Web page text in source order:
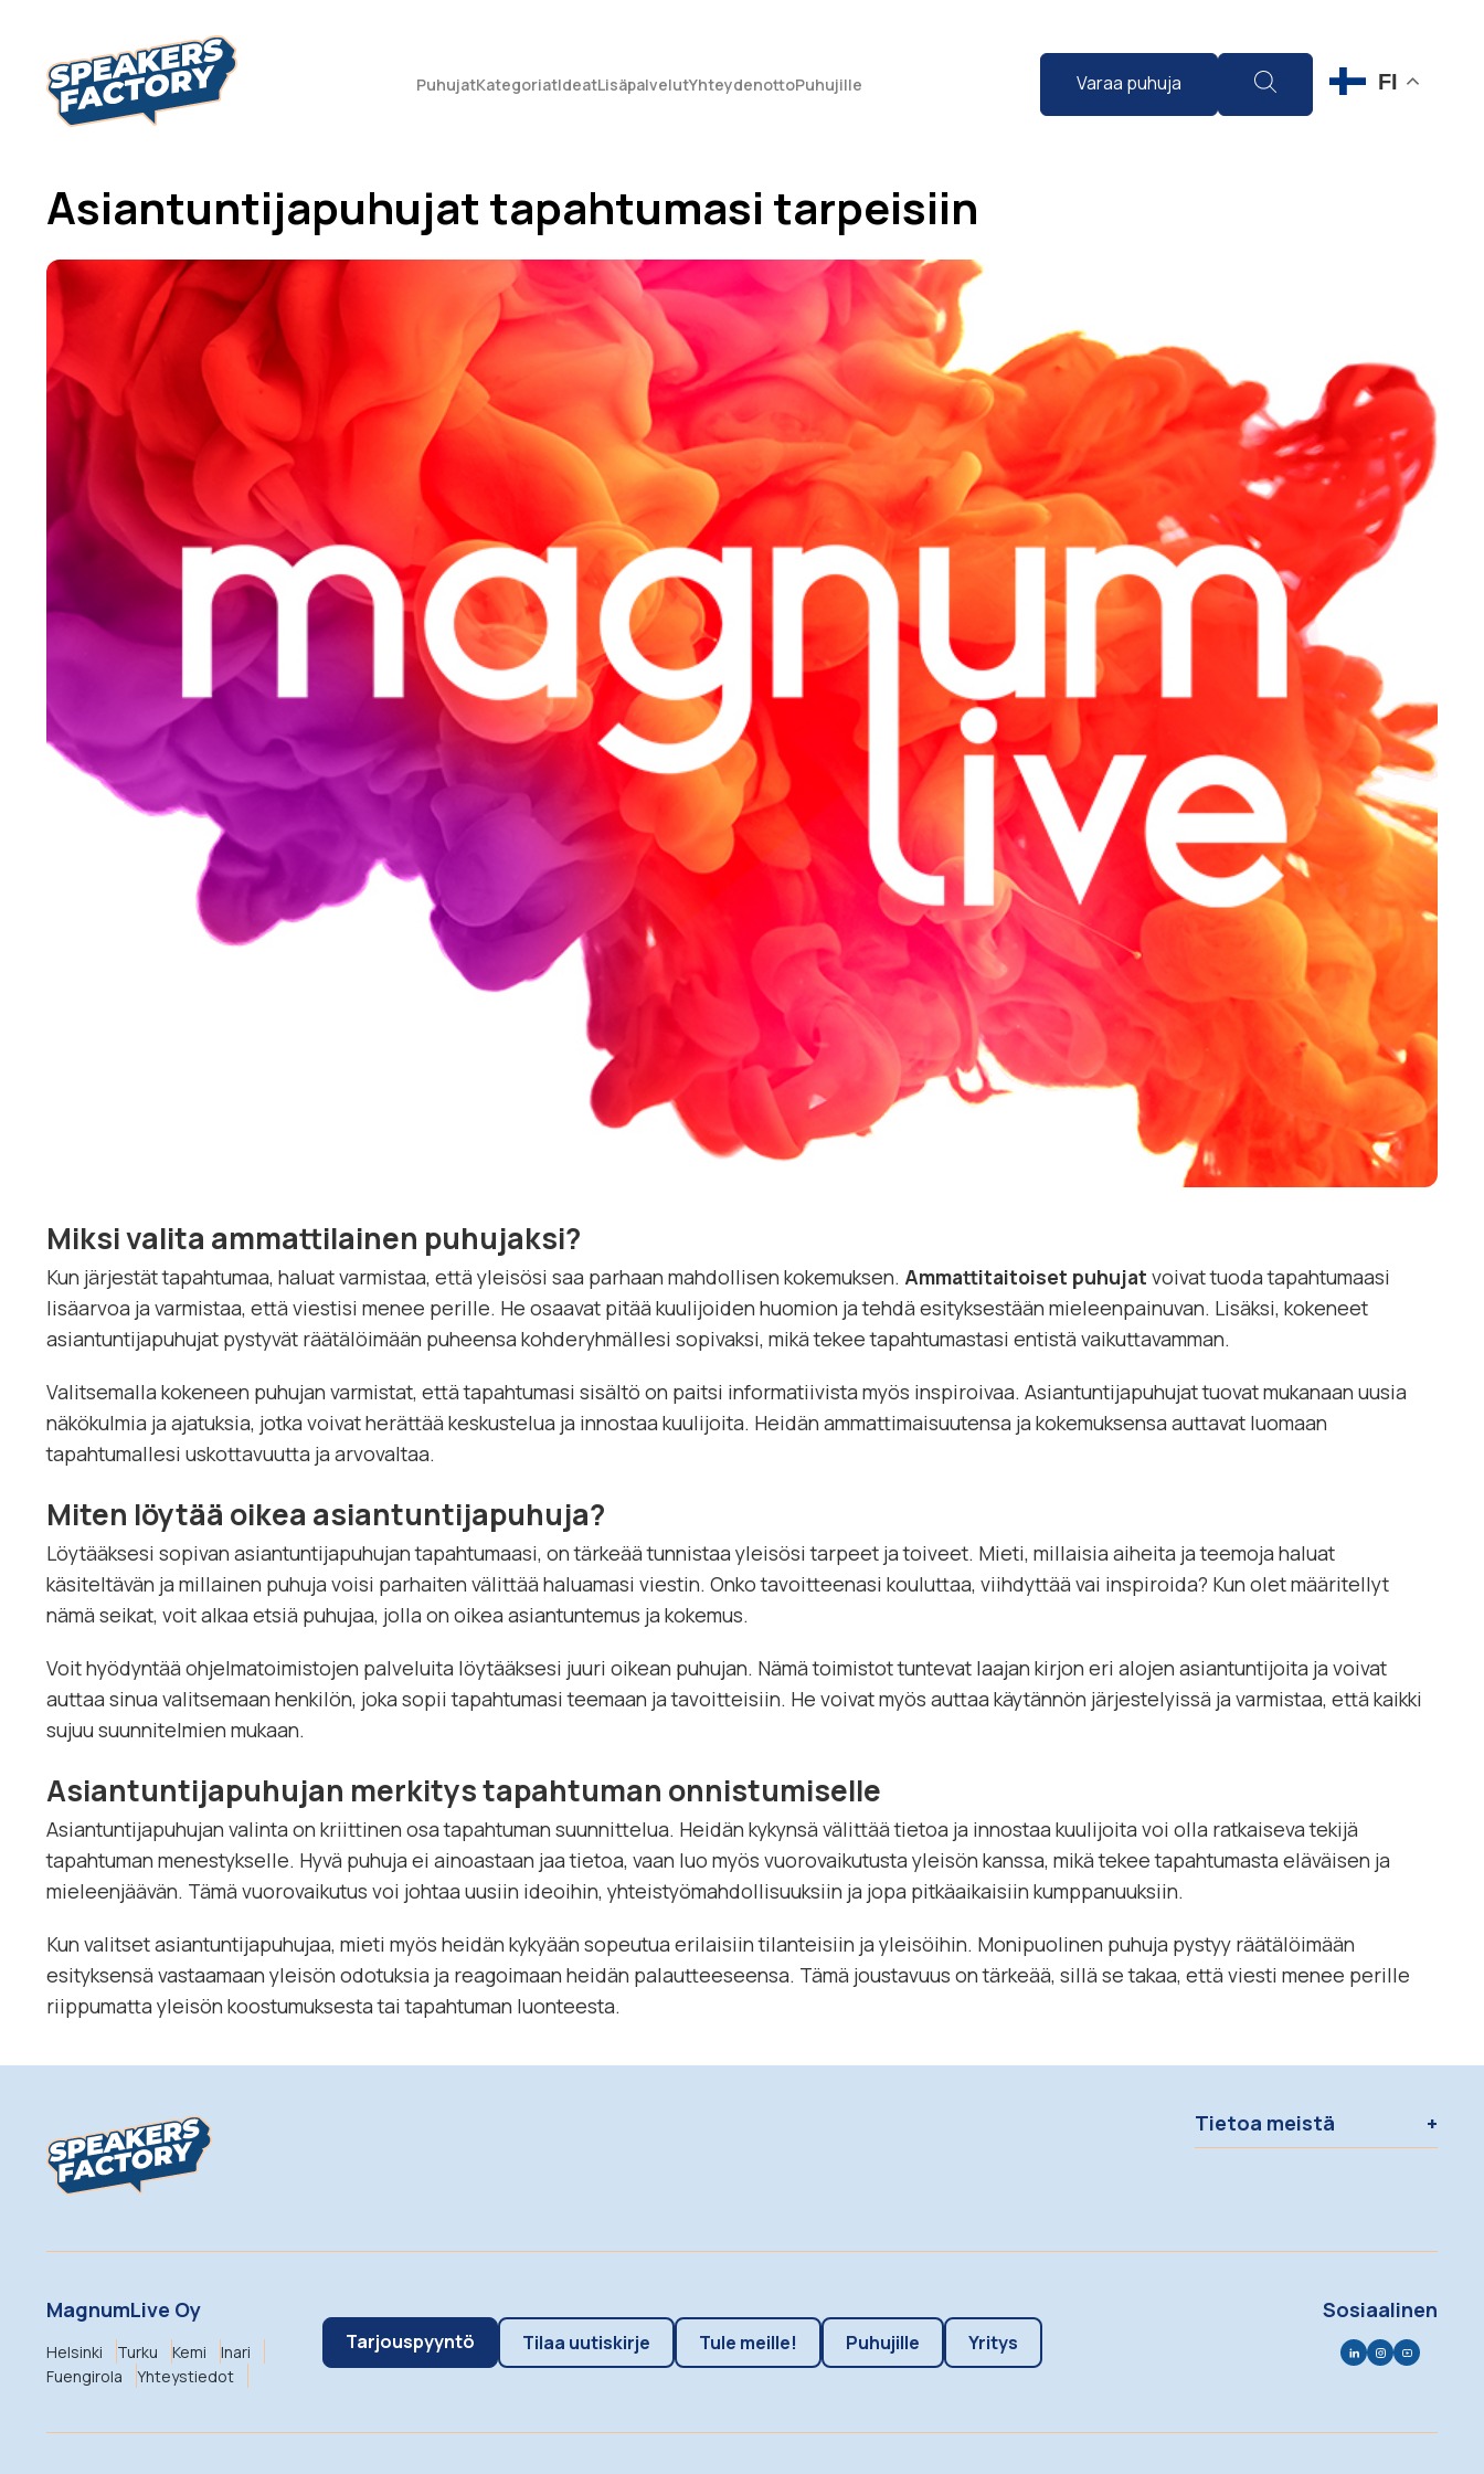
PuhujatKategoriatIdeatLisäpalvelutYhteydenottoPuhujille Varaa puhuja FI
Asiantuntijapuhujat tapahtumasi tarpeisiin
Miksi valita ammattilainen puhujaksi?
Kun järjestät tapahtumaa, haluat varmistaa, että yleisösi saa parhaan mahdollisen kokemuksen. Ammattitaitoiset puhujat voivat tuoda tapahtumaasi
lisäarvoa ja varmistaa, että viestisi menee perille. He osaavat pitää kuulijoiden huomion ja tehdä esityksestään mieleenpainuvan. Lisäksi, kokeneet
asiantuntijapuhujat pystyvät räätälöimään puheensa kohderyhmällesi sopivaksi, mikä tekee tapahtumastasi entistä vaikuttavamman.
Valitsemalla kokeneen puhujan varmistat, että tapahtumasi sisältö on paitsi informatiivista myös inspiroivaa. Asiantuntijapuhujat tuovat mukanaan uusia
näkökulmia ja ajatuksia, jotka voivat herättää keskustelua ja innostaa kuulijoita. Heidän ammattimaisuutensa ja kokemuksensa auttavat luomaan
tapahtumallesi uskottavuutta ja arvovaltaa.
Miten löytää oikea asiantuntijapuhuja?
Löytääksesi sopivan asiantuntijapuhujan tapahtumaasi, on tärkeää tunnistaa yleisösi tarpeet ja toiveet. Mieti, millaisia aiheita ja teemoja haluat
käsiteltävän ja millainen puhuja voisi parhaiten välittää haluamasi viestin. Onko tavoitteenasi kouluttaa, viihdyttää vai inspiroida? Kun olet määritellyt
nämä seikat, voit alkaa etsiä puhujaa, jolla on oikea asiantuntemus ja kokemus.
Voit hyödyntää ohjelmatoimistojen palveluita löytääksesi juuri oikean puhujan. Nämä toimistot tuntevat laajan kirjon eri alojen asiantuntijoita ja voivat
auttaa sinua valitsemaan henkilön, joka sopii tapahtumasi teemaan ja tavoitteisiin. He voivat myös auttaa käytännön järjestelyissä ja varmistaa, että kaikki
sujuu suunnitelmien mukaan.
Asiantuntijapuhujan merkitys tapahtuman onnistumiselle
Asiantuntijapuhujan valinta on kriittinen osa tapahtuman suunnittelua. Heidän kykynsä välittää tietoa ja innostaa kuulijoita voi olla ratkaiseva tekijä
tapahtuman menestykselle. Hyvä puhuja ei ainoastaan jaa tietoa, vaan luo myös vuorovaikutusta yleisön kanssa, mikä tekee tapahtumasta eläväisen ja
mieleenjäävän. Tämä vuorovaikutus voi johtaa uusiin ideoihin, yhteistyömahdollisuuksiin ja jopa pitkäaikaisiin kumppanuuksiin.
Kun valitset asiantuntijapuhujaa, mieti myös heidän kykyään sopeutua erilaisiin tilanteisiin ja yleisöihin. Monipuolinen puhuja pystyy räätälöimään
esityksensä vastaamaan yleisön odotuksia ja reagoimaan heidän palautteeseensa. Tämä joustavuus on tärkeää, sillä se takaa, että viesti menee perille
riippumatta yleisön koostumuksesta tai tapahtuman luonteesta.
Tietoa meistä
MagnumLive Oy
Helsinki Turku Kemi
Inari
Fuengirola
Yhteystiedot
Tarjouspyyntö Tilaa uutiskirje Tule meille! Puhujille Yritys
Sosiaalinen